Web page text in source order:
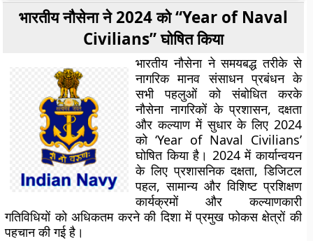
भारतीय नौसेना ने 2024 को “Year of Naval
Civilians” घोषित किया
भारतीय नौसेना ने समयबद्ध तरीके से
नागरिक मानव संसाधन प्रबंधन के
सभी पहलुओं को संबोधित करके
नौसेना नागरिकों के प्रशासन, दक्षता
और कल्याण में सुधार के लिए 2024
को ‘Year of Naval Civilians’
घोषित किया है। 2024 में कार्यान्वयन
के लिए प्रशासनिक दक्षता, डिजिटल
पहल, सामान्य और विशिष्ट प्रशिक्षण
कार्यक्रमों और कल्याणकारी
गतिविधियों को अधिकतम करने की दिशा में प्रमुख फोकस क्षेत्रों की
पहचान की गई है।